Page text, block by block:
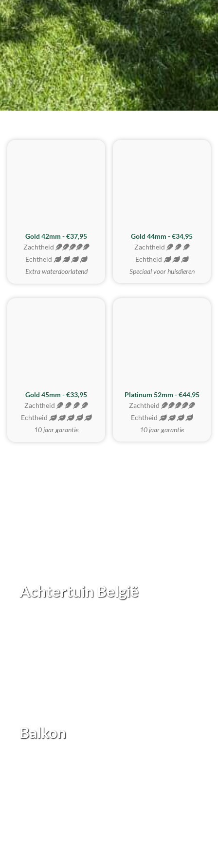
ZACHTSTE
Gold 42mm - €37,95
Zachtheid
Echtheid
Extra waterdoorlatend
Gold 44mm - €34,95
Zachtheid
Echtheid
Speciaal voor huisdieren
REALISTISCH
Gold 45mm - €33,95
Zachtheid
Echtheid
10 jaar garantie
ZACHTSTE
Platinum 52mm - €44,95
Zachtheid
Echtheid
10 jaar garantie
Achtertuin België
Balkon